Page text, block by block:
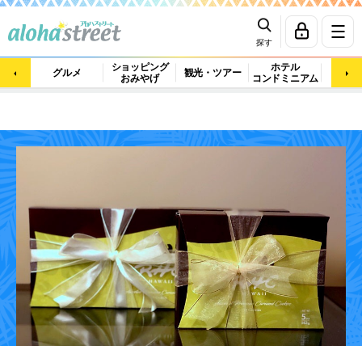
探す
グルメ
ショッピング
おみやげ
観光・ツアー
ホテル
コンドミニアム
マッ